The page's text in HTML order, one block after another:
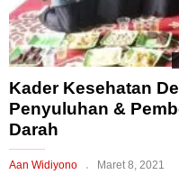
Kader Kesehatan
Penyuluhan &
Darah
Aan Widiyono Maret 8, 2021